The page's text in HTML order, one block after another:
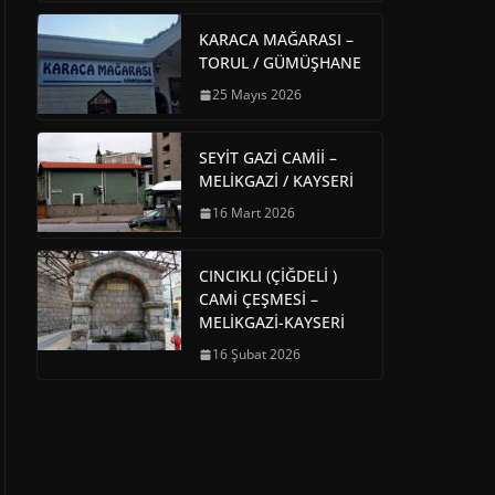
KARACA MAĞARASI –
TORUL / GÜMÜŞHANE
25 Mayıs 2026
SEYİT GAZİ CAMİİ –
MELİKGAZİ / KAYSERİ
16 Mart 2026
CINCIKLI (ÇİĞDELİ )
CAMİ ÇEŞMESİ –
MELİKGAZİ-KAYSERİ
16 Şubat 2026